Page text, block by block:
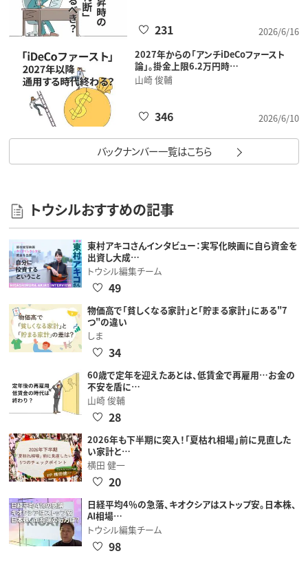
2026/6/16
231
2027年からの「アンチiDeCoファースト
論」。掛金上限6.2万円時…
山崎 俊輔
2026/6/10
346
バックナンバー一覧はこちら
トウシルおすすめの記事
東村アキコさんインタビュー：実写化映画に自ら資金を
出資し大成…
トウシル編集チーム
49
物価高で「貧しくなる家計」と「貯まる家計」にある"7
つ"の違い
しま
34
60歳で定年を迎えたあとは、低賃金で再雇用…お金の
不安を盾に…
山崎 俊輔
28
2026年も下半期に突入！「夏枯れ相場」前に見直した
い家計と…
横田 健一
20
日経平均4％の急落、キオクシアはストップ安。日本株、
AI相場…
トウシル編集チーム
98